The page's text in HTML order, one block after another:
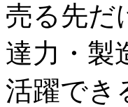
売る先だ
達力・製
活躍でき